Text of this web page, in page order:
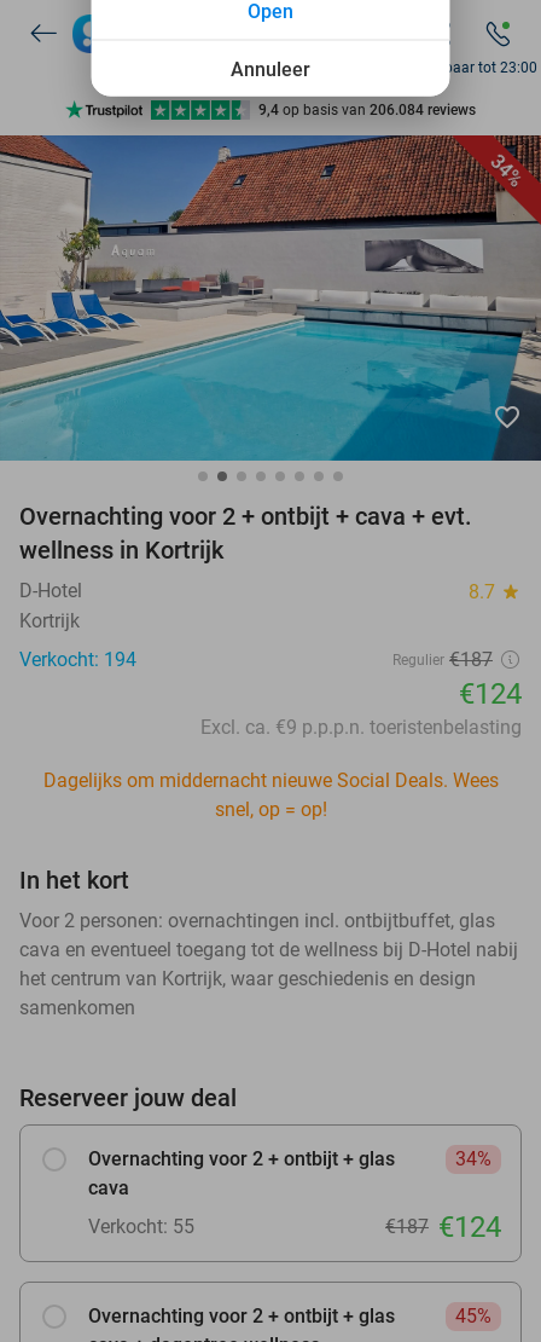
7 dagen per week beschikbaar
9,4 op basis van 206.084 reviews
Ontdek 15.000+ deals
7 dagen per week beschikbaar
10+ miljoen leden
Bereikbaar tot 23:00
34%
favorite_border
Overnachting voor 2 + ontbijt + cava + evt.
wellness in Kortrijk
D-Hotel 8.7 star
Kortrijk
Verkocht: 194
Regulier €187
€124
Excl. ca. €9 p.p.p.n. toeristenbelasting
Dagelijks om middernacht nieuwe Social Deals. Wees
snel, op = op!
In het kort
Voor 2 personen: overnachtingen incl. ontbijtbuffet, glas
cava en eventueel toegang tot de wellness bij D-Hotel nabij
het centrum van Kortrijk, waar geschiedenis en design
samenkomen
Reserveer jouw deal
Overnachting voor 2 + ontbijt + glas
cava
34%
Verkocht: 55 €187 €124
Overnachting voor 2 + ontbijt + glas
45%
Annuleer
Open